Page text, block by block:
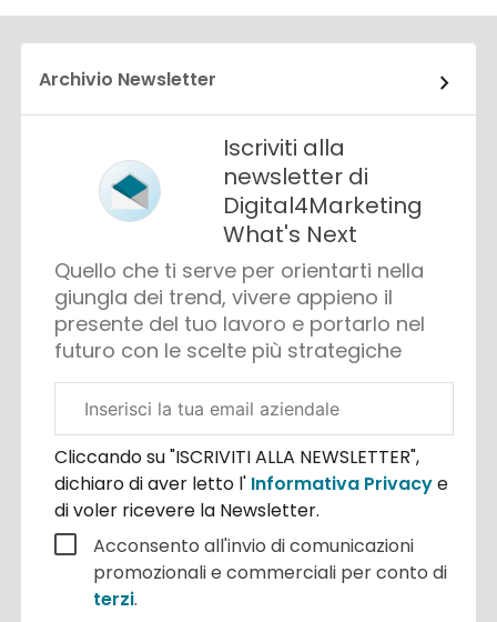
Archivio Newsletter
Iscriviti alla
newsletter di
Digital4Marketing
What's Next
Quello che ti serve per orientarti nella
giungla dei trend, vivere appieno il
presente del tuo lavoro e portarlo nel
futuro con le scelte più strategiche
aziendale
Cliccando su "ISCRIVITI ALLA NEWSLETTER",
dichiaro di aver letto l' Informativa Privacye
di voler ricevere la Newsletter.
Acconsento all'invio di comunicazioni
promozionali e commerciali per conto di
terzi.